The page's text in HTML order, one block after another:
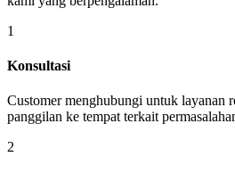
1
Konsultasi
Customer menghubungi untuk layanan
panggilan ke tempat terkait
2